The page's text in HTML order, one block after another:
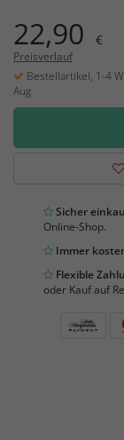
22,90 €
Preisverlauf
Bestellartikel, 1-4
Aug
Sicher
Online-Shop.
Immer
Flexible
oder Kauf auf